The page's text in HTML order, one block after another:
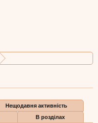
Нещодавня активність
В розділах